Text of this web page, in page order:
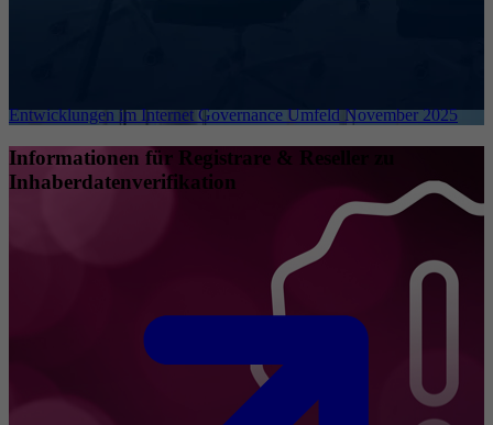
Entwicklungen im Internet Governance Umfeld November 2025
Informationen für Registrare & Reseller zu
Inhaberdatenverifikation